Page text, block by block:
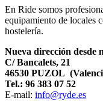
En Ride somos
equipamiento de locales
hostelería.
Nueva dirección desde
C/ Bancalets, 21
46530 PUZOL
Tel.: 96 383 07 52
E-mail: info@ryde.es